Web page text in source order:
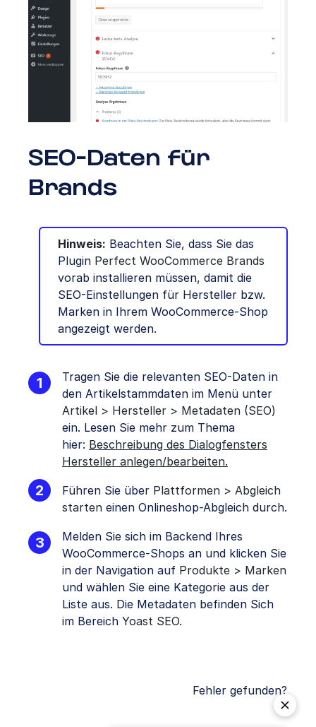
SEO-Daten für
Brands
Hinweis: Beachten Sie, dass Sie das
Plugin Perfect WooCommerce Brands
vorab installieren müssen, damit die
SEO-Einstellungen für Hersteller bzw.
Marken in Ihrem WooCommerce-Shop
angezeigt werden.
Tragen Sie die relevanten SEO-Daten in
den Artikelstammdaten im Menü unter
Artikel > Hersteller > Metadaten (SEO)
ein. Lesen Sie mehr zum Thema
hier: Beschreibung des Dialogfensters
Hersteller anlegen/bearbeiten.
Führen Sie über Plattformen > Abgleich
starten einen Onlineshop-Abgleich durch.
Melden Sie sich im Backend Ihres
WooCommerce-Shops an und klicken Sie
in der Navigation auf Produkte > Marken
und wählen Sie eine Kategorie aus der
Liste aus. Die Metadaten befinden Sich
im Bereich Yoast SEO.
Fehler gefunden?